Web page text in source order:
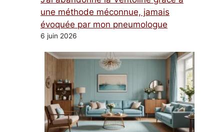
une méthode méconnue, jamais
évoquée par mon pneumologue
6 juin 2026